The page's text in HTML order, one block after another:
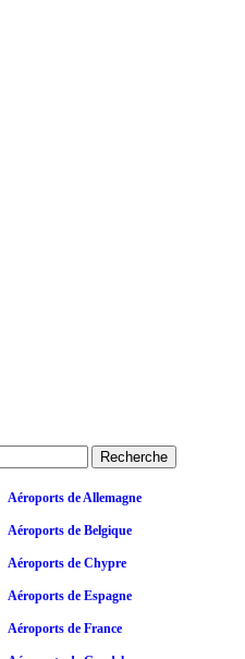
Aéroports de Allemagne
Aéroports de Belgique
Aéroports de Chypre
Aéroports de Espagne
Aéroports de France